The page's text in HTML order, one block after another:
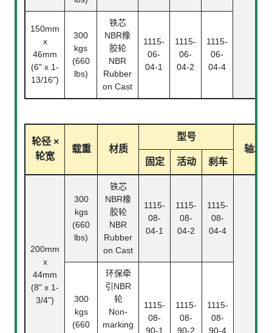
150mm
x
46mm
(6" x 1-
13/16")
300
kgs
(660
lbs)
铁芯
NBR橡
胶轮
NBR
Rubber
on Cast
1115-
06-
04-1
1115-
06-
04-2
1115-
06-
04-4
轮径 ×
轮宽
载重 材质
型号
轴承
固定
活动 刹车
200mm
x
44mm
(8" x 1-
3/4")
300
kgs
(660
lbs)
铁芯
NBR橡
胶轮
NBR
Rubber
on Cast
1115-
08-
04-1
1115-
08-
04-2
1115-
08-
04-4
300
kgs
(660
环保牵
引NBR
轮
Non-
marking
1115-
08-
90-1
1115-
08-
90-2
1115-
08-
90-4